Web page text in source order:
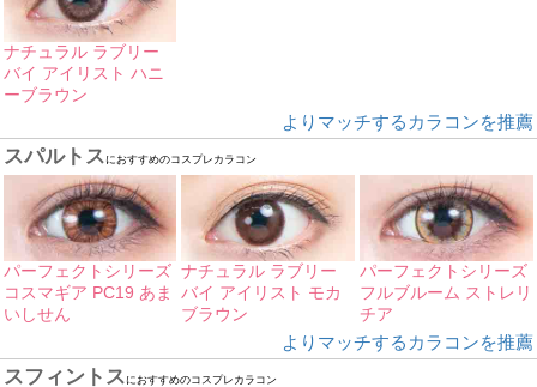
ナチュラル ラブリー
バイ アイリスト ハニ
ーブラウン
よりマッチするカラコンを推薦
スパルトスにおすすめのコスプレカラコン
パーフェクトシリーズ
コスマギア PC19 あま
いしせん
ナチュラル ラブリー
バイ アイリスト モカ
ブラウン
パーフェクトシリーズ
フルブルーム ストレリ
チア
よりマッチするカラコンを推薦
スフィントスにおすすめのコスプレカラコン